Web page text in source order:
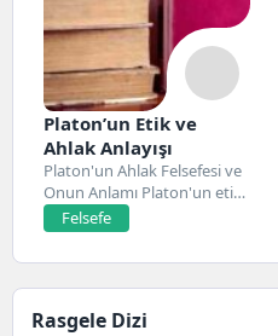
Platon’un Etik ve
Ahlak Anlayışı
Platon'un Ahlak Felsefesi ve
Onun Anlamı Platon'un etik
ve ahlak...
Felsefe
Rasgele Dizi